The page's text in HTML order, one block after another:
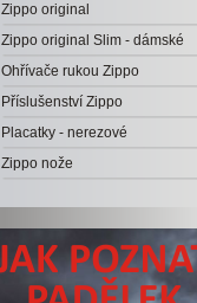
Zippo original
Zippo original Slim - dámské
Ohřívače rukou Zippo
Příslušenství Zippo
Placatky - nerezové
Zippo nože